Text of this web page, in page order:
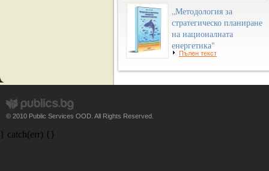
„Методология за
стратегическо планиране
на националната
енергетика"
Пълен текст
© 2010 Public Services OOD. All Rights Reserved.
} catch(err) {}